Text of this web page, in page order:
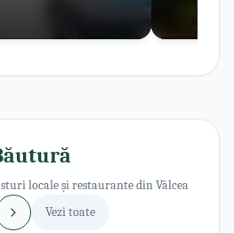
locale și restaurante din Vâlcea
Vezi toate